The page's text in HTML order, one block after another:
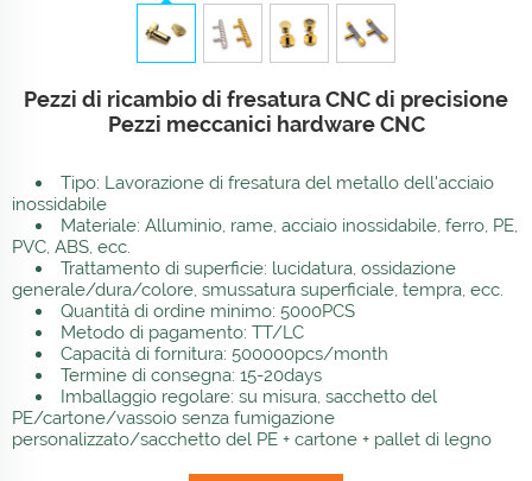
Pezzi di ricambio di fresatura CNC di precisione
Pezzi meccanici hardware CNC
Tipo: Lavorazione di fresatura del metallo dell'acciaio
inossidabile
Materiale: Alluminio, rame, acciaio inossidabile, ferro, PE,
PVC, ABS, ecc.
Trattamento di superficie: lucidatura, ossidazione
generale/dura/colore, smussatura superficiale, tempra, ecc.
Quantità di ordine minimo: 5000PCS
Metodo di pagamento: TT/LC
Capacità di fornitura: 500000pcs/month
Termine di consegna: 15-20days
Imballaggio regolare: su misura, sacchetto del
PE/cartone/vassoio senza fumigazione
personalizzato/sacchetto del PE + cartone + pallet di legno